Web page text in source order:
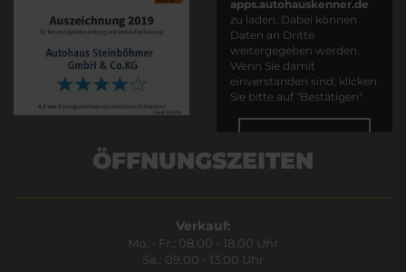
apps.autohauskenner.de
zu laden. Dabei können
Daten an Dritte
weitergegeben werden.
Wenn Sie damit
einverstanden sind, klicken
Sie bitte auf "Bestätigen".
ÖFFNUNGSZEITEN
Verkauf:
Mo. - Fr.: 08.00 - 18.00 Uhr
Sa.: 09.00 - 13.00 Uhr